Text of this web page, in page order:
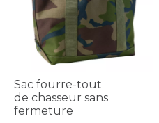
Sac fourre-tout
de chasseur sans
fermeture